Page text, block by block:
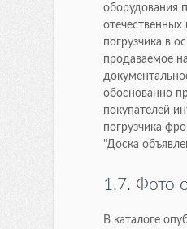
оборудования
погрузчика в
продаваемое
обоснованно
покупателей
погрузчика
"Доска
1.7. Фото
В каталоге